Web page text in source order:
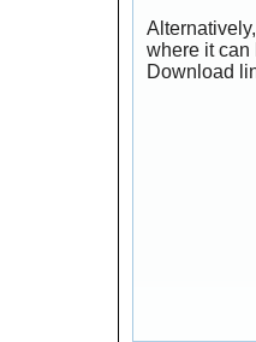
where it can
Download